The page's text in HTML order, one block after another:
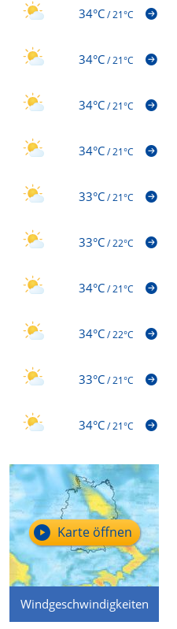
34°C/21°C
34°C/21°C
34°C/21°C
34°C/21°C
33°C/21°C
33°C/22°C
34°C/21°C
34°C/22°C
33°C/21°C
34°C/21°C
Windgeschwindigkeiten
Karte öffnen